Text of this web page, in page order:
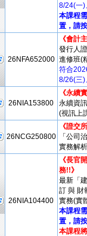
8/24(一)
本課程
置，請
26NFA652000
《會計
發行人
進修班(
符合
8/26(三)
26NIA153800
《永續
永續資
(視訊上
26NCG250800
《證交
「公司
實務解
26NIA104400
《長官
務!!》
最新「
訂 與 財
實務(實
本課程
置，請
本課程